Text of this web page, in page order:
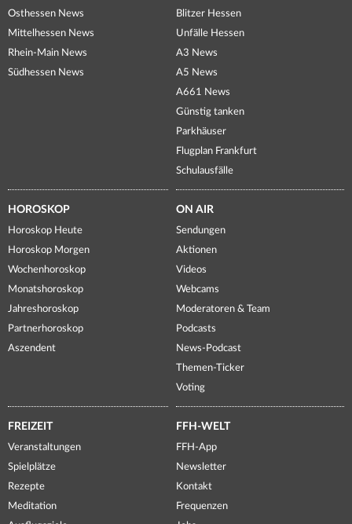
Osthessen News
Mittelhessen News
Rhein-Main News
Südhessen News
Blitzer Hessen
Unfälle Hessen
A3 News
A5 News
A661 News
Günstig tanken
Parkhäuser
Flugplan Frankfurt
Schulausfälle
HOROSKOP
Horoskop Heute
Horoskop Morgen
Wochenhoroskop
Monatshoroskop
Jahreshoroskop
Partnerhoroskop
Aszendent
ON AIR
Sendungen
Aktionen
Videos
Webcams
Moderatoren & Team
Podcasts
News-Podcast
Themen-Ticker
Voting
FREIZEIT
Veranstaltungen
Spielplätze
Rezepte
Meditation
FFH-WELT
FFH-App
Newsletter
Kontakt
Frequenzen